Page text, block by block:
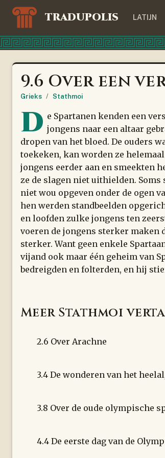
TRADUPOLIS LATIJN
9.6 Over een
Grieks / Stathmoi
D e Spartanen kenden een
jongens naar een altaar
dropen van het bloed. De ouders
toekeken, kan worden ze
jongens eerder aan en smeekten
ze de slagen niet uithielden.
niet wou opgeven onder de ogen
hen werden standbeelden
en loofden zulke jongens ten
voeren de jongens sterker maken
sterker. Want geen enkele
vijand ook maar één geheim van
bedreigden en folterden, en hij
Meer Stathmoi
2.6 Over Arachne
3.4 De wonderen van het
3.8 Over de oude olympische
4.4 De eerste dag van de